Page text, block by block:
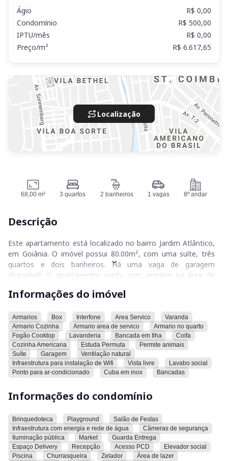
Ágio
R$ 0,00
Condomínio
R$ 500,00
IPTU/mês
R$ 0,00
Preço/m²
R$ 6.617,65
Localização
68,00 m² 3 quartos 2 banheiros 1 vagas 8º andar
Descrição
Este apartamento está localizado no bairro Jardim Atlântico,
em Goiânia. O imóvel possui 80.00m², com uma suíte, três
quartos e dois banheiros. Há uma vaga de garagem
disponível. O apartamento conta com armário na área de
ilha, box, coifa, cozinha americana, cuba em inox, fogão
lavabo social, lavanderia, ponto para ar-condicionado,
varanda e vista livre. O imóvel permite animais e estuda
permuta.
O condomínio oferece acesso de serviço, acesso para
pessoas com deficiência, área de lazer, brinquedoteca,
elevador social, escada de incêndio, espaço delivery, guarda
entrega, guarita, iluminação pública, infraestrutura com
energia e rede de água, lavabo para festas, market, piscina,
piscina infantil, playground, praça de convivência, recepção,
reconhecimento facial, salão de festas, vigilância 24h e
zelador. O condomínio também estuda permuta.
Informações do imóvel
Armarios Box Interfone Area Servico
Varanda
Armario Cozinha
Armario area de servico
Armario no quarto
Fogão Cooktop
Lavanderia Bancada em Ilha
Coifa
Cozinha Americana
Estuda Permuta
Permite animais
Suíte
Garagem
Ventilação natural
Infraestrutura para instalação de Wifi
Vista livre
Lavabo social
Ponto para ar-condicionado
Cuba em inox Bancadas
Informações do condomínio
Brinquedoteca Playground
Salão de Festas
Infraestrutura com energia e rede de água
Câmeras de segurança
Iluminação pública
Market
Guarda Entrega
Espaço Delivery
Recepção Acesso PCD
Elevador social
Piscina
Churrasqueira Zelador
Área de lazer